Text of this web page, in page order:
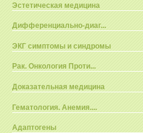
Эстетическая медицина
Дифференциально-диаг...
ЭКГ симптомы и синдромы
Рак. Онкология Проти...
Доказательная медицина
Гематология. Анемия....
Адаптогены